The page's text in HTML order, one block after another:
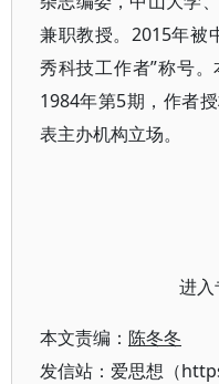
兼职教授。2015年被
秀科技工作者”称号。
1984年第5期，作者
表主办机构立场。
进入
本文责编： 陈冬冬
发信站：爱思想（